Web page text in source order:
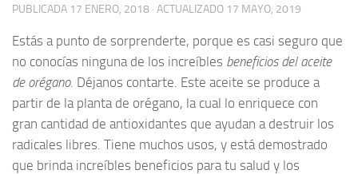
PUBLICADA 17 ENERO, 2018 · ACTUALIZADO 17 MAYO, 2019
Estás a punto de sorprenderte, porque es casi seguro que
no conocías ninguna de los increíbles beneficios del aceite
de orégano. Déjanos contarte. Este aceite se produce a
partir de la planta de orégano, la cual lo enriquece con
gran cantidad de antioxidantes que ayudan a destruir los
radicales libres. Tiene muchos usos, y está demostrado
que brinda increíbles beneficios para tu salud y los